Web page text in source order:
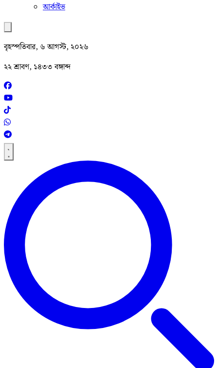
আর্কাইভ
বৃহস্পতিবার, ৬ আগস্ট, ২০২৬
২২ শ্রাবণ, ১৪৩৩ বঙ্গাব্দ